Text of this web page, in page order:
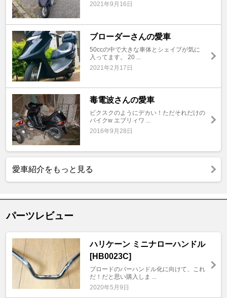
2021年9月16日
ブローダーさんの愛車
50ccの中で大きな車体とシェイプが気に
入ってます。 20 ...
2021年2月17日
毒電波さんの愛車
ビクスクのようにデカい！ただそれだけの
バイクw エブリィワ ...
2016年9月28日
愛車紹介をもっと見る
パーツレビュー
ハリケーン ミニナローハンドル
[HB0023C]
ブロードのバーハンドル化に向けて、これ
だ！だと思い購入しま ...
2020年5月9日